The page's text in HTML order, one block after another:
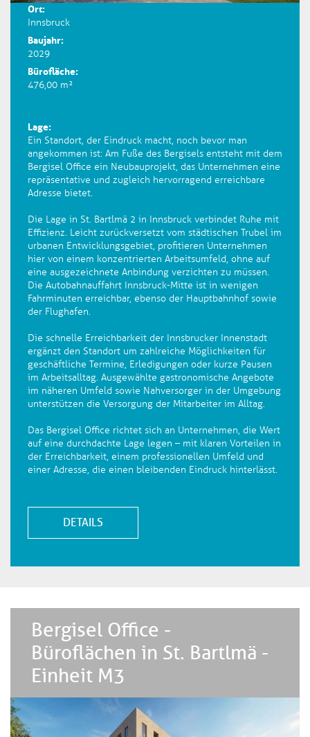
Ort:
Innsbruck
Baujahr:
2029
Bürofläche:
476,00 m²
Lage:
Ein Standort, der Eindruck macht, noch bevor man
angekommen ist: Am Fuße des Bergisels entsteht mit dem
Bergisel Office ein Neubauprojekt, das Unternehmen eine
repräsentative und zugleich hervorragend erreichbare
Adresse bietet.
Die Lage in St. Bartlmä 2 in Innsbruck verbindet Ruhe mit
Effizienz. Leicht zurückversetzt vom städtischen Trubel im
urbanen Entwicklungsgebiet, profitieren Unternehmen
hier von einem konzentrierten Arbeitsumfeld, ohne auf
eine ausgezeichnete Anbindung verzichten zu müssen.
Die Autobahnauffahrt Innsbruck-Mitte ist in wenigen
Fahrminuten erreichbar, ebenso der Hauptbahnhof sowie
der Flughafen.
Die schnelle Erreichbarkeit der Innsbrucker Innenstadt
ergänzt den Standort um zahlreiche Möglichkeiten für
geschäftliche Termine, Erledigungen oder kurze Pausen
im Arbeitsalltag. Ausgewählte gastronomische Angebote
im näheren Umfeld sowie Nahversorger in der Umgebung
unterstützen die Versorgung der Mitarbeiter im Alltag.
Das Bergisel Office richtet sich an Unternehmen, die Wert
auf eine durchdachte Lage legen – mit klaren Vorteilen in
der Erreichbarkeit, einem professionellen Umfeld und
einer Adresse, die einen bleibenden Eindruck hinterlässt.
DETAILS
Bergisel Office -
Büroflächen in St. Bartlmä -
Einheit M3